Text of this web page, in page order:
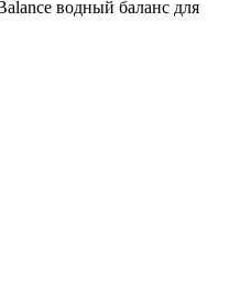
водный баланс для